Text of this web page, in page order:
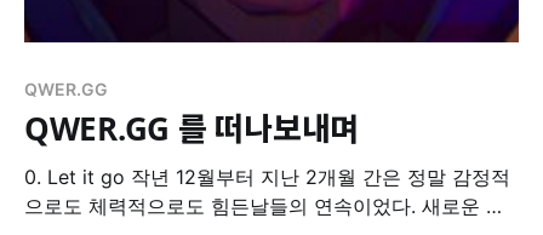
QWER.GG
QWER.GG 를 떠나보내며
0. Let it go 작년 12월부터 지난 2개월 간은 정말 감정적
으로도 체력적으로도 힘든날들의 연속이었다. 새로운 사